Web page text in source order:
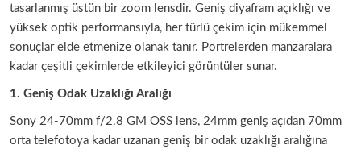
tasarlanmış üstün bir zoom lensdir. Geniş diyafram açıklığı ve
yüksek optik performansıyla, her türlü çekim için mükemmel
sonuçlar elde etmenize olanak tanır. Portrelerden manzaralara
kadar çeşitli çekimlerde etkileyici görüntüler sunar.
1. Geniş Odak Uzaklığı Aralığı
Sony 24-70mm f/2.8 GM OSS lens, 24mm geniş açıdan 70mm
orta telefotoya kadar uzanan geniş bir odak uzaklığı aralığına